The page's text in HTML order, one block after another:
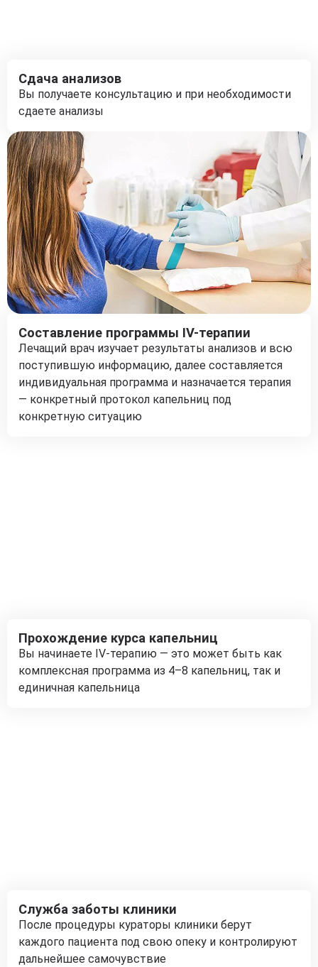
Сдача анализов
Вы получаете консультацию и при необходимости
сдаете анализы
Составление программы IV-терапии
Лечащий врач изучает результаты анализов и всю
поступившую информацию, далее составляется
индивидуальная программа и назначается терапия
— конкретный протокол капельниц под
конкретную ситуацию
Прохождение курса капельниц
Вы начинаете IV-терапию — это может быть как
комплексная программа из 4–8 капельниц, так и
единичная капельница
Служба заботы клиники
После процедуры кураторы клиники берут
каждого пациента под свою опеку и контролируют
дальнейшее самочувствие